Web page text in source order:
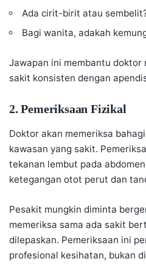
Ada cirit-birit atau
Bagi wanita, adakah
Jawapan ini membantu doktor
sakit konsisten dengan
2. Pemeriksaan Fizikal
Doktor akan memeriksa
kawasan yang sakit.
tekanan lembut pada
ketegangan otot perut dan
Pesakit mungkin diminta
memeriksa sama ada sakit
dilepaskan. Pemeriksaan ini
profesional kesihatan, bukan